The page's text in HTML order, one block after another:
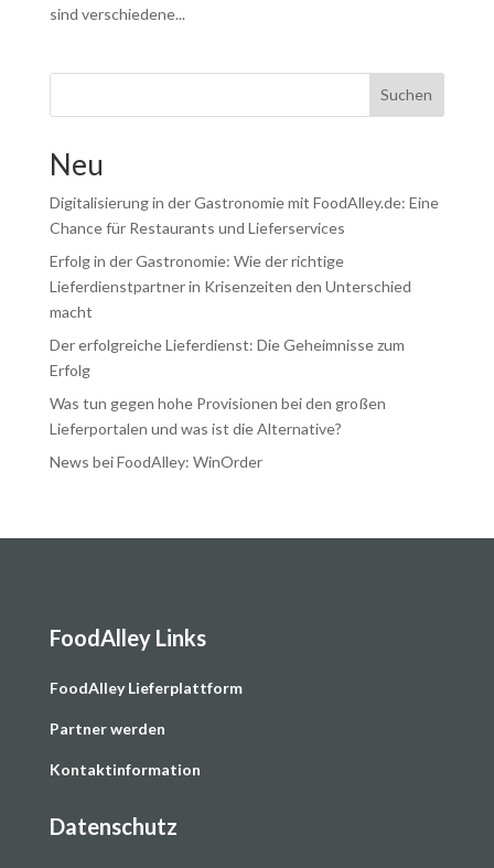
sind verschiedene...
Suchen
Neu
Digitalisierung in der Gastronomie mit FoodAlley.de: Eine
Chance für Restaurants und Lieferservices
Erfolg in der Gastronomie: Wie der richtige
Lieferdienstpartner in Krisenzeiten den Unterschied
macht
Der erfolgreiche Lieferdienst: Die Geheimnisse zum
Erfolg
Was tun gegen hohe Provisionen bei den großen
Lieferportalen und was ist die Alternative?
News bei FoodAlley: WinOrder
FoodAlley Links
FoodAlley Lieferplattform
Partner werden
Kontaktinformation
Datenschutz